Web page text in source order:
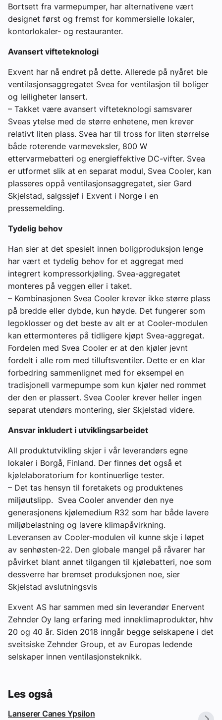
eBlad
Bortsett fra varmepumper, har alternativene vært
designet først og fremst for kommersielle lokaler,
kontorlokaler- og restauranter.
Avansert vifteteknologi
Exvent har nå endret på dette. Allerede på nyåret ble
ventilasjonsaggregatet Svea for ventilasjon til boliger
og leiligheter lansert.
– Takket være avansert vifteteknologi samsvarer
Sveas ytelse med de større enhetene, men krever
relativt liten plass. Svea har til tross for liten størrelse
både roterende varmeveksler, 800 W
ettervarmebatteri og energieffektive DC-vifter. Svea
er utformet slik at en separat modul, Svea Cooler, kan
plasseres oppå ventilasjonsaggregatet, sier Gard
Skjelstad, salgssjef i Exvent i Norge i en
pressemelding.
Tydelig behov
Han sier at det spesielt innen boligproduksjon lenge
har vært et tydelig behov for et aggregat med
integrert kompressorkjøling. Svea-aggregatet
monteres på veggen eller i taket.
– Kombinasjonen Svea Cooler krever ikke større plass
på bredde eller dybde, kun høyde. Det fungerer som
legoklosser og det beste av alt er at Cooler-modulen
kan ettermonteres på tidligere kjøpt Svea-aggregat.
Fordelen med Svea Cooler er at den kjøler jevnt
fordelt i alle rom med tilluftsventiler. Dette er en klar
forbedring sammenlignet med for eksempel en
tradisjonell varmepumpe som kun kjøler ned rommet
der den er plassert. Svea Cooler krever heller ingen
separat utendørs montering, sier Skjelstad videre.
Ansvar inkludert i utviklingsarbeidet
All produktutvikling skjer i vår leverandørs egne
lokaler i Borgå, Finland. Der finnes det også et
kjølelaboratorium for kontinuerlige tester.
– Det tas hensyn til foretakets og produktenes
miljøutslipp. Svea Cooler anvender den nye
generasjonens kjølemedium R32 som har både lavere
miljøbelastning og lavere klimapåvirkning.
Leveransen av Cooler-modulen vil kunne skje i løpet
av senhøsten-22. Den globale mangel på råvarer har
påvirket blant annet tilgangen til kjølebatteri, noe som
dessverre har bremset produksjonen noe, sier
Skjelstad avslutningsvis
Exvent AS har sammen med sin leverandør Enervent
Zehnder Oy lang erfaring med inneklimaprodukter, hhv
20 og 40 år. Siden 2018 inngår begge selskapene i det
sveitsiske Zehnder Group, et av Europas ledende
selskaper innen ventilasjonsteknikk.
Les også
Lanserer Canes Ypsilon